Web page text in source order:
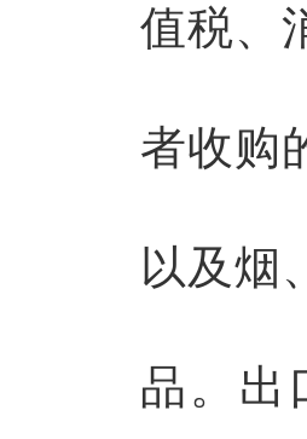
值税、
者收购
以及烟
品。出